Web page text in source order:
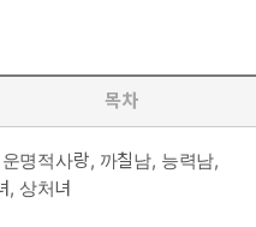
목차
명적사랑, 까칠남, 능력남,
, 상처녀